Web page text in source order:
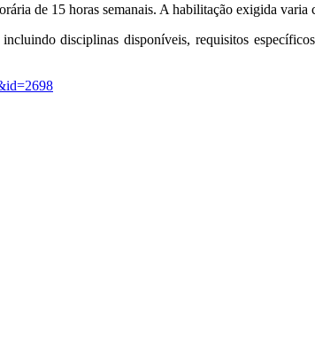
de 15 horas semanais. A habilitação exigida varia
disciplinas disponíveis, requisitos